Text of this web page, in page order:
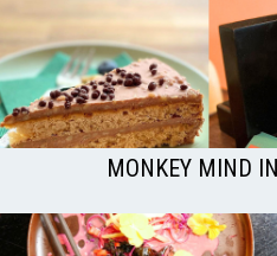
MONKEY MIND